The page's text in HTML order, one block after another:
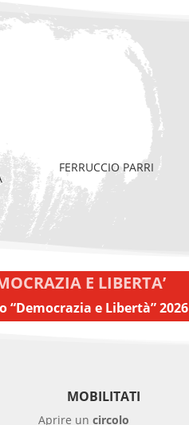
FERRUCCIO PARRI
E LIBERTA’
e Libertà” 2026
MOBILITATI
Aprire uncircolo